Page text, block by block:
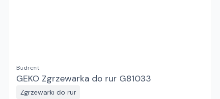
Budrent
GEKO Zgrzewarka do rur G81033
Zgrzewarki do rur